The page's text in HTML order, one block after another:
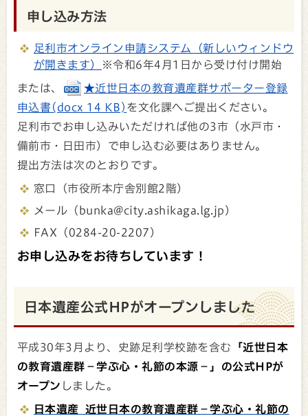
申し込み方法
足利市オンライン申請システム（新しいウィンドウ
が開きます）
※令和6年4月1日から受け付け開始
または、
★近世日本の教育遺産群サポーター登録
申込書(docx 14 KB) を文化課へご提出ください。
足利市でお申し込みいただければ他の3市（水戸市・
備前市・日田市）で申し込む必要はありません。
提出方法は次のとおりです。
窓口（市役所本庁舎別館2階）
メール（bunka@city.ashikaga.lg.jp）
FAX（0284-20-2207）
お申し込みをお待ちしています！
日本遺産公式HPがオープンしました
平成30年3月より、史跡足利学校跡を含む
「近世日本
の教育遺産群－学ぶ心・礼節の本源－」の公式HPが
オープン しました。
日本遺産 近世日本の教育遺産群－学ぶ心・礼節の